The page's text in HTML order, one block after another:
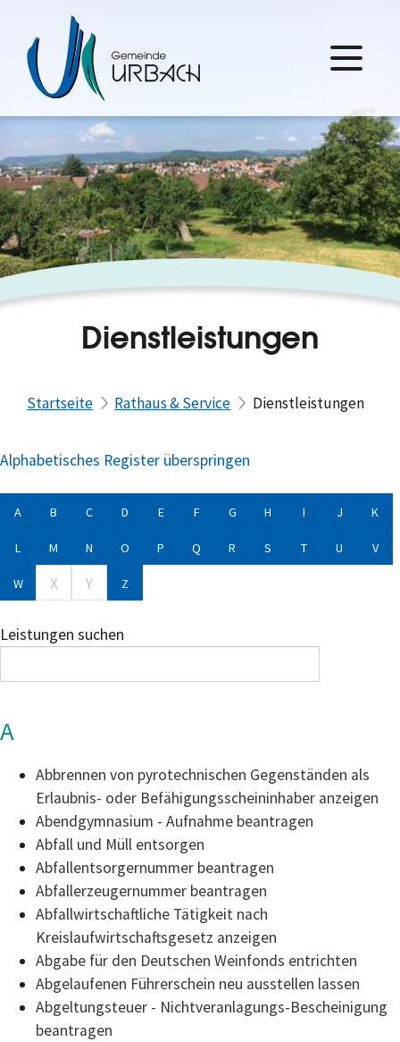
Dienstleistungen
Startseite Rathaus & Service Dienstleistungen
Alphabetisches Register überspringen
A B C D E F G H I J K
L M N O P Q R S T U V
W X Y Z
Leistungen suchen
A
Abbrennen von pyrotechnischen Gegenständen als
Erlaubnis- oder Befähigungsscheininhaber anzeigen
Abendgymnasium - Aufnahme beantragen
Abfall und Müll entsorgen
Abfallentsorgernummer beantragen
Abfallerzeugernummer beantragen
Abfallwirtschaftliche Tätigkeit nach
Kreislaufwirtschaftsgesetz anzeigen
Abgabe für den Deutschen Weinfonds entrichten
Abgelaufenen Führerschein neu ausstellen lassen
Abgeltungsteuer - Nichtveranlagungs-Bescheinigung
beantragen